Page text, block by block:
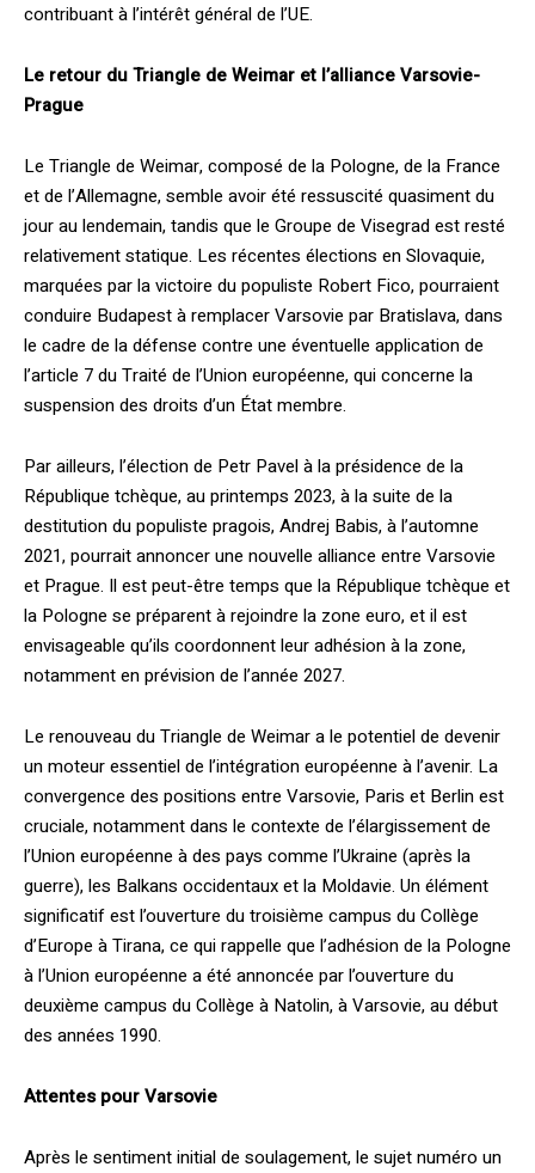
contribuant à l’intérêt général de l’UE.
Le retour du Triangle de Weimar et l’alliance Varsovie-
Prague
Le Triangle de Weimar, composé de la Pologne, de la France
et de l’Allemagne, semble avoir été ressuscité quasiment du
jour au lendemain, tandis que le Groupe de Visegrad est resté
relativement statique. Les récentes élections en Slovaquie,
marquées par la victoire du populiste Robert Fico, pourraient
conduire Budapest à remplacer Varsovie par Bratislava, dans
le cadre de la défense contre une éventuelle application de
l’article 7 du Traité de l’Union européenne, qui concerne la
suspension des droits d’un État membre.
Par ailleurs, l’élection de Petr Pavel à la présidence de la
République tchèque, au printemps 2023, à la suite de la
destitution du populiste pragois, Andrej Babis, à l’automne
2021, pourrait annoncer une nouvelle alliance entre Varsovie
et Prague. Il est peut-être temps que la République tchèque et
la Pologne se préparent à rejoindre la zone euro, et il est
envisageable qu’ils coordonnent leur adhésion à la zone,
notamment en prévision de l’année 2027.
Le renouveau du Triangle de Weimar a le potentiel de devenir
un moteur essentiel de l’intégration européenne à l’avenir. La
convergence des positions entre Varsovie, Paris et Berlin est
cruciale, notamment dans le contexte de l’élargissement de
l’Union européenne à des pays comme l’Ukraine (après la
guerre), les Balkans occidentaux et la Moldavie. Un élément
significatif est l’ouverture du troisième campus du Collège
d’Europe à Tirana, ce qui rappelle que l’adhésion de la Pologne
à l’Union européenne a été annoncée par l’ouverture du
deuxième campus du Collège à Natolin, à Varsovie, au début
des années 1990.
Attentes pour Varsovie
Après le sentiment initial de soulagement, le sujet numéro un